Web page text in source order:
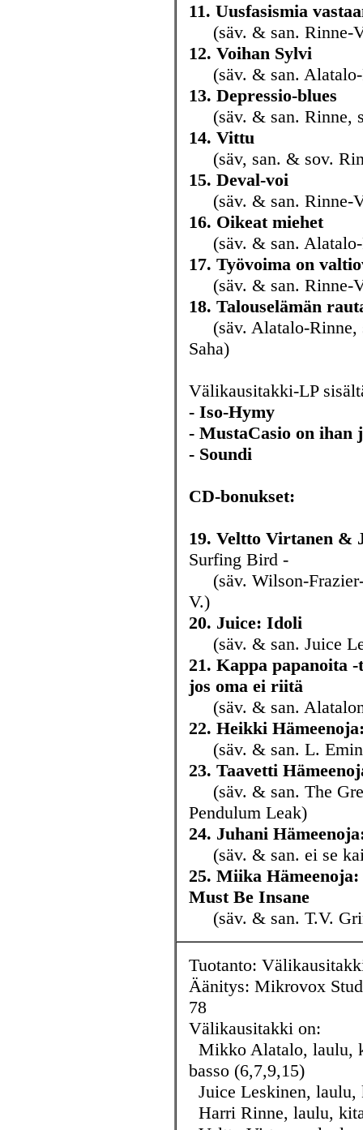
11. Uusfasismia
(säv. & san. Rinne-
12. Voihan Sylvi
(säv. & san. Alatalo-
13. Depressio-blues
(säv. & san. Rinne,
14. Vittu
(säv, san. & sov.
15. Deval-voi
(säv. & san. Rinne-
16. Oikeat miehet
(säv. & san. Alatalo-
17. Työvoima on
(säv. & san. Rinne-
18. Talouselämän
(säv. Alatalo-Rinne,
Saha)
Välikausitakki-LP
- Iso-Hymy
- MustaCasio on ihan
- Soundi
CD-bonukset:
19. Veltto Virtanen &
Surfing Bird -
(säv. Wilson-
V.)
20. Juice: Idoli
(säv. & san. Juice
21. Kappa papanoita
jos oma ei riitä
(säv. & san.
22. Heikki
(säv. & san. L.
23. Taavetti
(säv. & san. The
Pendulum Leak)
24. Juhani
(säv. & san. ei se
25. Miika
Must Be Insane
(säv. & san. T.V.
Tuotanto:
Äänitys: Mikrovox
78
Välikausitakki on:
Mikko Alatalo, laulu,
basso (6,7,9,15)
Juice Leskinen,
Harri Rinne, laulu,